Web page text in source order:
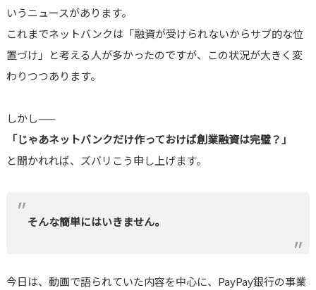
いうニュースがあります。
これまでネットバンクは「融資が受けられないからサブ的な位
置づけ」と考える人が多かったのですが、この状況が大きく変
わりつつあります。
しかし——
「じゃあネットバンクだけ作っておけば創業融資は完璧？」
と聞かれれば、ズバリこう申し上げます。
そんな簡単にはいきません。
今日は、動画で語られていた内容を中心に、PayPay銀行の事業